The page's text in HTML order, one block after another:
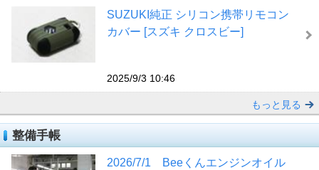
SUZUKI純正 シリコン携帯リモコン
カバー [スズキ クロスビー]
2025/9/3 10:46
もっと見る
整備手帳
2026/7/1 Beeくんエンジンオイル